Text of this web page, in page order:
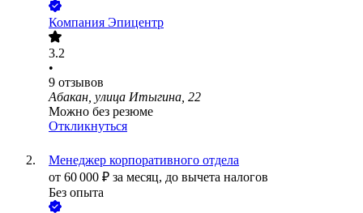
Компания Эпицентр
3.2
•
9 отзывов
Абакан, улица Итыгина, 22
Можно без резюме
Откликнуться
Менеджер корпоративного отдела
от 60 000 ₽ за месяц, до вычета налогов
Без опыта